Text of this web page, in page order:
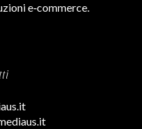
e‑commerce.